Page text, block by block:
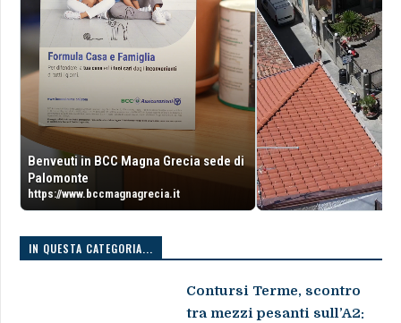
Benveuti in BCC Magna Grecia sede di
Palomonte
https://www.bccmagnagrecia.it
IN QUESTA CATEGORIA...
Contursi Terme, scontro
tra mezzi pesanti sull’A2: